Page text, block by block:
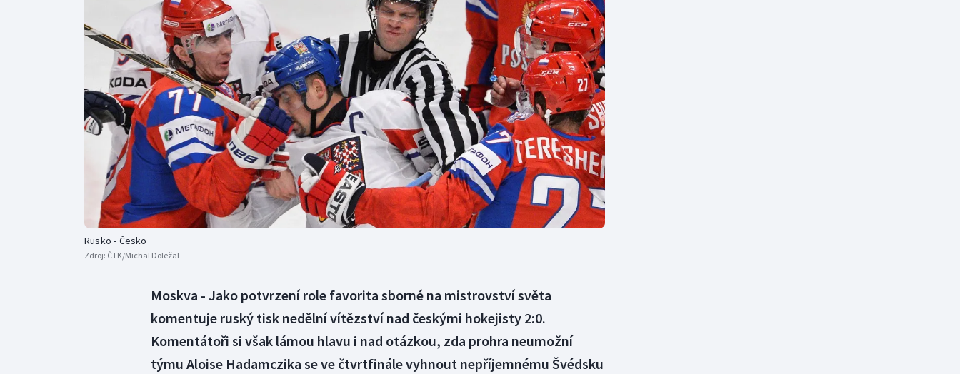
Curling
Dostihy
Florbal
Futsal
Golf
Gymnastika
Moderní pětiboj
Motorsport
Olympijské hry
Parasport
Plavání
Plážový volejbal
Triatlon
Veslování
Vodní slalom
Volejbal
Ostatní
Rusko - Česko
Zdroj: ČTK/Michal Doležal
Moskva - Jako potvrzení role favorita sborné na mistrovství světa
komentuje ruský tisk nedělní vítězství nad českými hokejisty 2:0.
Komentátoři si však lámou hlavu i nad otázkou, zda prohra neumožní
týmu Aloise Hadamczika se ve čtvrtfinále vyhnout nepříjemnému Švédsku